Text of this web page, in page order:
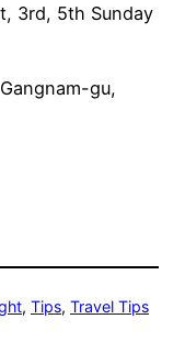
3rd, 5th Sunday
gu,
, Tips, Travel Tips